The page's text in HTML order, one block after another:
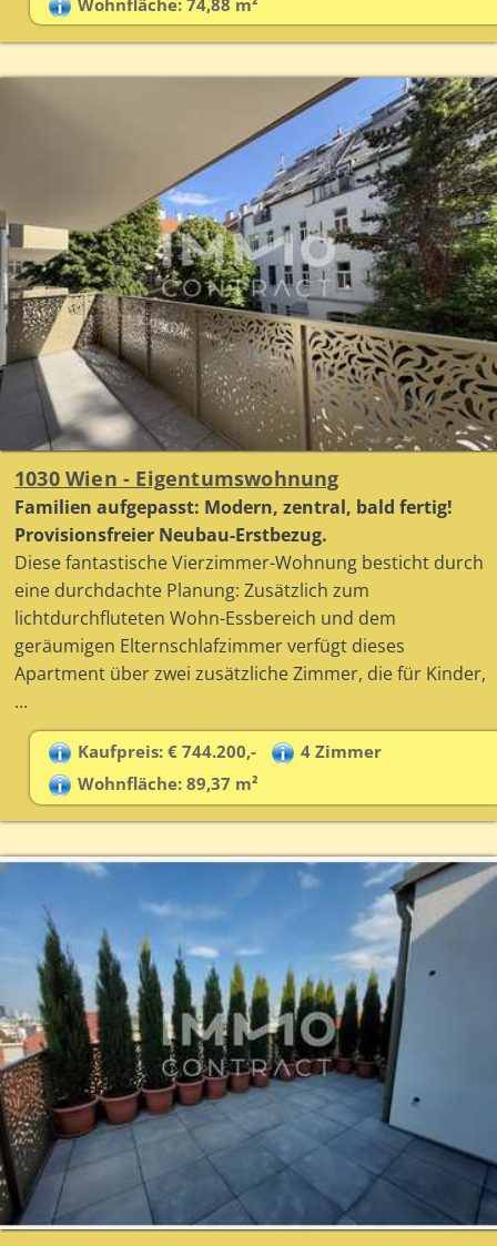
Wohnfläche: 74,88 m²
1030 Wien - Eigentumswohnung
Familien aufgepasst: Modern, zentral, bald fertig!
Provisionsfreier Neubau-Erstbezug.
Diese fantastische Vierzimmer-Wohnung besticht durch
eine durchdachte Planung: Zusätzlich zum
lichtdurchfluteten Wohn-Essbereich und dem
geräumigen Elternschlafzimmer verfügt dieses
Apartment über zwei zusätzliche Zimmer, die für Kinder,
...
Kaufpreis: € 744.200,-
4 Zimmer
Wohnfläche: 89,37 m²